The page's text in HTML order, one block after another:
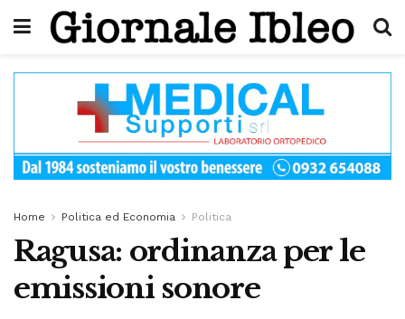
Home Politica ed Economia Politica
Ragusa: ordinanza per le
emissioni sonore